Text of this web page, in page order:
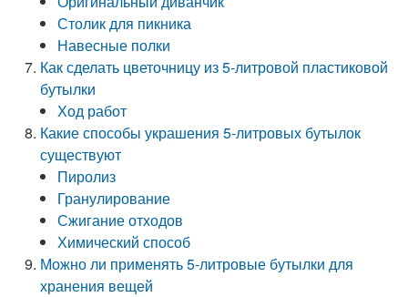
Столик для пикника
Навесные полки
Как сделать цветочницу из 5-литровой пластиковой
бутылки
Ход работ
Какие способы украшения 5-литровых бутылок
существуют
Пиролиз
Гранулирование
Сжигание отходов
Химический способ
Можно ли применять 5-литровые бутылки для
хранения вещей